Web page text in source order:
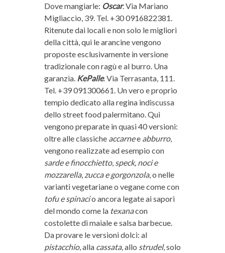
Dove mangiarle: Oscar. Via Mariano
Migliaccio, 39. Tel. +30 0916822381.
Ritenute dai locali e non solo le migliori
della città, qui le arancine vengono
proposte esclusivamente in versione
tradizionale con ragù e al burro. Una
garanzia. KePalle. Via Terrasanta, 111.
Tel. +39 091300661. Un vero e proprio
tempio dedicato alla regina indiscussa
dello street food palermitano. Qui
vengono preparate in quasi 40 versioni:
oltre alle classiche accarnee abburro,
vengono realizzate ad esempio con
sarde e finocchietto, speck, noci e
mozzarella, zucca e gorgonzola, o nelle
varianti vegetariane o vegane come con
tofu e spinacio ancora legate ai sapori
del mondo come la texanacon
costolette di maiale e salsa barbecue.
Da provare le versioni dolci: al
pistacchio, alla cassata, allo strudel, solo